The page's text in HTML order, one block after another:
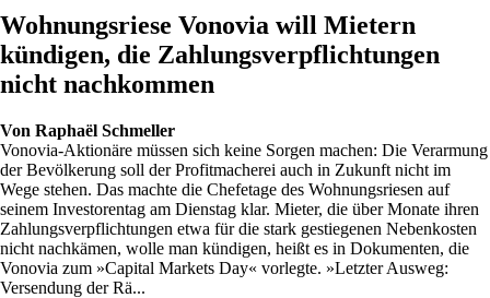
Wohnungsriese Vonovia will Mietern
kündigen, die Zahlungsverpflichtungen
nicht nachkommen
Von Raphaël Schmeller
Vonovia-Aktionäre müssen sich keine Sorgen machen: Die Verarmung
der Bevölkerung soll der Profitmacherei auch in Zukunft nicht im
Wege stehen. Das machte die Chefetage des Wohnungsriesen auf
seinem Investorentag am Dienstag klar. Mieter, die über Monate ihren
Zahlungsverpflichtungen etwa für die stark gestiegenen Nebenkosten
nicht nachkämen, wolle man kündigen, heißt es in Dokumenten, die
Vonovia zum »Capital Markets Day« vorlegte. »Letzter Ausweg:
Versendung der Rä...